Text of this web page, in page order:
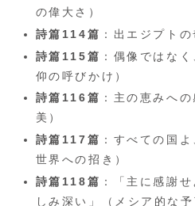
の偉大さ）
詩篇114篇 ：出エジプト
詩篇115篇 ：偶像ではな
仰の呼びかけ）
詩篇116篇 ：主の恵みへ
美）
詩篇117篇 ：すべての国
世界への招き）
詩篇118篇 ：「主に感謝
しみ深い」（メシア的な予